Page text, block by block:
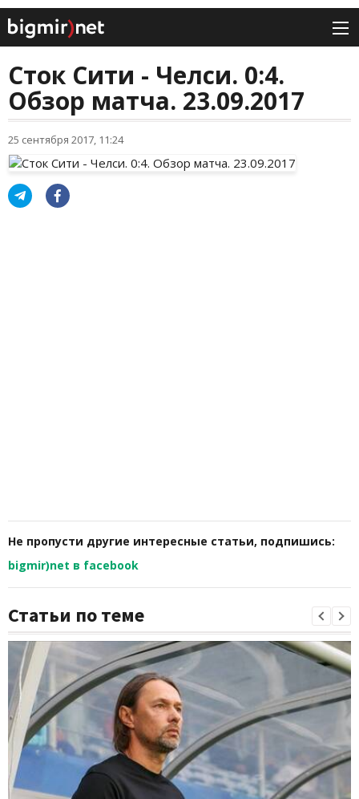
Сток Сити - Челси. 0:4.
Обзор матча. 23.09.2017
25 сентября 2017, 11:24
Не пропусти другие интересные статьи, подпишись:
bigmir)net в facebook
Статьи по теме